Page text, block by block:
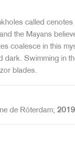
called
the Mayans
coalesce in this
dark. Swimming in
blades.
de Róterdam; 2019